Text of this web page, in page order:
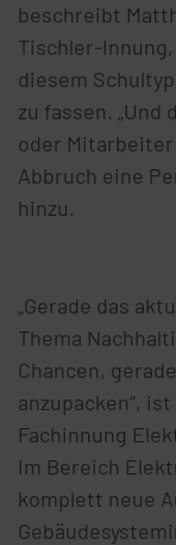
beschreibt
Tischler-
diesem
zu fassen. „Und
oder
Abbruch eine
hinzu.
„Gerade das
Thema
Chancen,
anzupacken“,
Fachinnung
Im Bereich
komplett neue